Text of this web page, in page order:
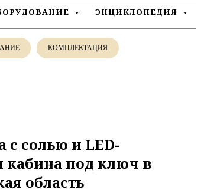
ЭНЦИКЛОПЕДИЯ
КОМПЛЕКТАЦИЯ
солью и LED-
кабина под ключ в
область